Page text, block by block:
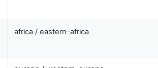
africa / eastern-africa